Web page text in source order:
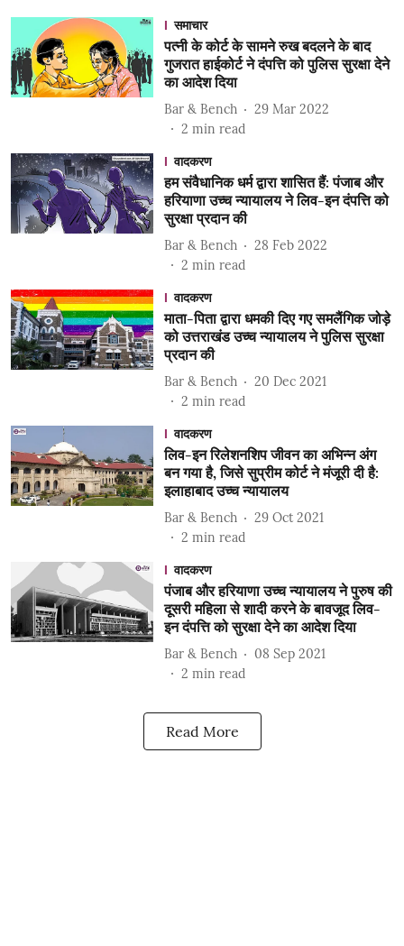
समाचार
पत्नी के कोर्ट के सामने रुख बदलने के बाद
गुजरात हाईकोर्ट ने दंपत्ति को पुलिस सुरक्षा देने
का आदेश दिया
Bar & Bench
29 Mar 2022
2 min read
वादकरण
हम संवैधानिक धर्म द्वारा शासित हैं: पंजाब और
हरियाणा उच्च न्यायालय ने लिव-इन दंपत्ति को
सुरक्षा प्रदान की
Bar & Bench
28 Feb 2022
2 min read
वादकरण
माता-पिता द्वारा धमकी दिए गए समलैंगिक जोड़े
को उत्तराखंड उच्च न्यायालय ने पुलिस सुरक्षा
प्रदान की
Bar & Bench
20 Dec 2021
2 min read
वादकरण
लिव-इन रिलेशनशिप जीवन का अभिन्न अंग
बन गया है, जिसे सुप्रीम कोर्ट ने मंजूरी दी है:
इलाहाबाद उच्च न्यायालय
Bar & Bench
29 Oct 2021
2 min read
वादकरण
पंजाब और हरियाणा उच्च न्यायालय ने पुरुष की
दूसरी महिला से शादी करने के बावजूद लिव-
इन दंपत्ति को सुरक्षा देने का आदेश दिया
Bar & Bench
08 Sep 2021
2 min read
Read More